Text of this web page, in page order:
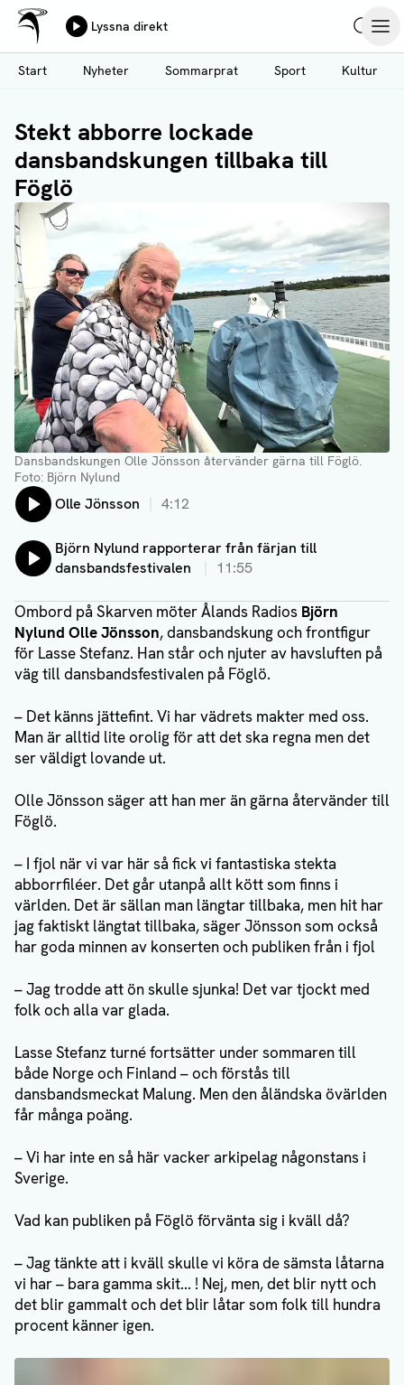
Hoppa
till
huvudinnehåll
Ålands Radio & TV
Lyssna direkt
Start
Nyheter Sommarprat Sport Kultur
Stekt abborre lockade
dansbandskungen tillbaka till
Föglö
Dansbandskungen Olle Jönsson återvänder gärna till Föglö.
Foto: Björn Nylund
Lyssna på:
Olle Jönsson 4:12
Lyssna på:
Björn Nylund rapporterar från färjan till
dansbandsfestivalen
11:55
Ombord på Skarven möter Ålands Radios Björn
Nylund Olle Jönsson, dansbandskung och frontfigur
för Lasse Stefanz. Han står och njuter av havsluften på
väg till dansbandsfestivalen på Föglö.
– Det känns jättefint. Vi har vädrets makter med oss.
Man är alltid lite orolig för att det ska regna men det
ser väldigt lovande ut.
Olle Jönsson säger att han mer än gärna återvänder till
Föglö.
– I fjol när vi var här så fick vi fantastiska stekta
abborrfiléer. Det går utanpå allt kött som finns i
världen. Det är sällan man längtar tillbaka, men hit har
jag faktiskt längtat tillbaka, säger Jönsson som också
har goda minnen av konserten och publiken från i fjol
– Jag trodde att ön skulle sjunka! Det var tjockt med
folk och alla var glada.
Lasse Stefanz turné fortsätter under sommaren till
både Norge och Finland – och förstås till
dansbandsmeckat Malung. Men den åländska övärlden
får många poäng.
– Vi har inte en så här vacker arkipelag någonstans i
Sverige.
Vad kan publiken på Föglö förvänta sig i kväll då?
– Jag tänkte att i kväll skulle vi köra de sämsta låtarna
vi har – bara gamma skit... ! Nej, men, det blir nytt och
det blir gammalt och det blir låtar som folk till hundra
procent känner igen.